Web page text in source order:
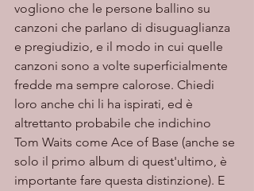
vogliono che le persone ballino su
canzoni che parlano di disuguaglianza
e pregiudizio, e il modo in cui quelle
canzoni sono a volte superficialmente
fredde ma sempre calorose. Chiedi
loro anche chi li ha ispirati, ed è
altrettanto probabile che indichino
Tom Waits come Ace of Base (anche se
solo il primo album di quest'ultimo, è
importante fare questa distinzione). E